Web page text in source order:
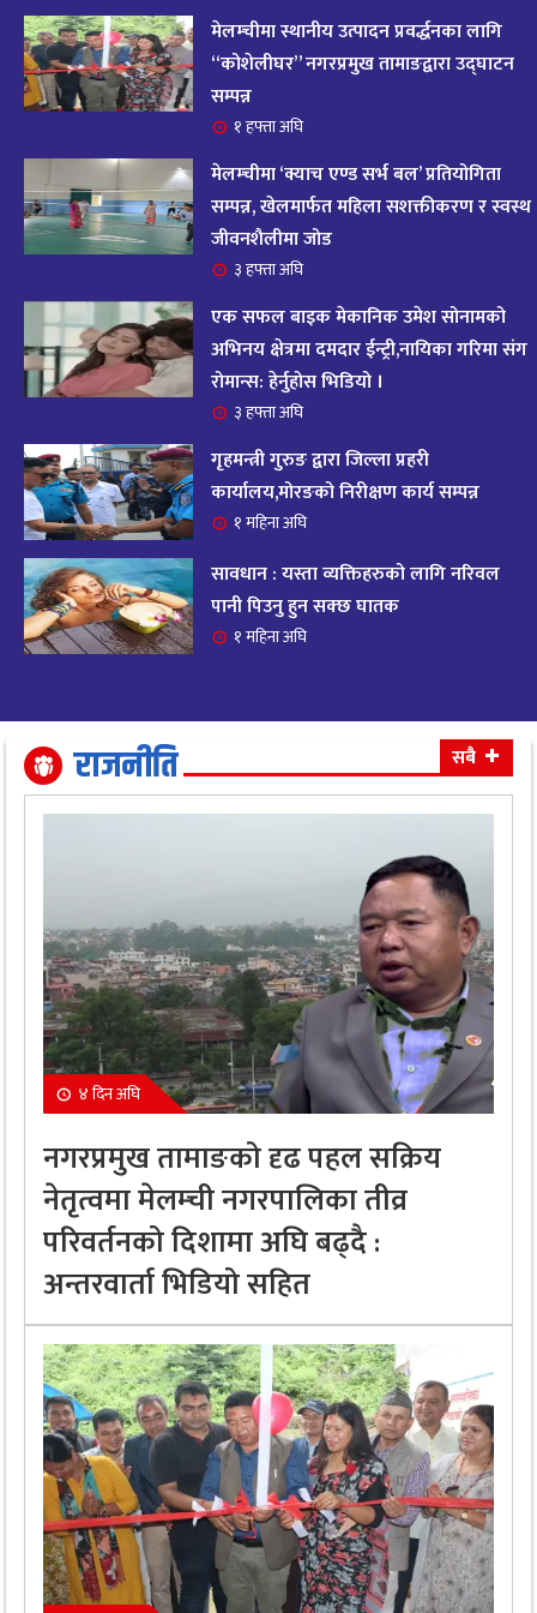
१४ आज २०८२ साल भदौ १६ गते सोमबारको राशिफल
११ महिना अघि
१५
आजको राशिफल : २०८२ भदौ १२ गते बिहीवार, २८
अगस्ट २०२५
११ महिना अघि
१६ आजको राशिफल – २०८२ साल भाद्र १० गते, मंगलबार
१७ आजको राशिफल – २०८२ साल भाद्र १० गते, मंगलबार
११ महिना अघि
१८
आजको राशिफल : आइतवार, ८ भदौ २०८२ (२४ अगस्ट
२०२५)
११ महिना अघि
१९ आजको राशिफल २०८२ भदाै ४ गते, बुधवार
११ महिना अघि
धैर्यले सफलता मिल्नेछ
११ महिना अघि
मेलम्चीमा स्थानीय उत्पादन प्रवर्द्धनका लागि
“कोशेलीघर” नगरप्रमुख तामाङद्वारा उद्घाटन
सम्पन्न
१ हफ्ता अघि
मेलम्चीमा ‘क्याच एण्ड सर्भ बल’ प्रतियोगिता
सम्पन्न, खेलमार्फत महिला सशक्तीकरण र स्वस्थ
जीवनशैलीमा जोड
३ हफ्ता अघि
एक सफल बाइक मेकानिक उमेश सोनामको
अभिनय क्षेत्रमा दमदार ईन्ट्री,नायिका गरिमा संग
रोमान्स: हेर्नुहोस भिडियो ।
३ हफ्ता अघि
गृहमन्त्री गुरुङ द्वारा जिल्ला प्रहरी
कार्यालय,मोरङको निरीक्षण कार्य सम्पन्न
१ महिना अघि
सावधान : यस्ता व्यक्तिहरुको लागि नरिवल
पानी पिउनु हुन सक्छ घातक
१ महिना अघि
राजनीति सबै
४ दिन अघि
नगरप्रमुख तामाङको दृढ पहल सक्रिय
नेतृत्वमा मेलम्ची नगरपालिका तीव्र
परिवर्तनको दिशामा अघि बढ्दै :
अन्तरवार्ता भिडियो सहित